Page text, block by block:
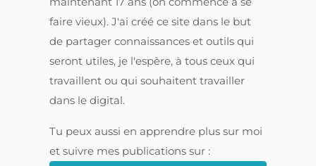
faire vieux). J'ai créé ce site dans le but
de partager connaissances et outils qui
seront utiles, je l'espère, à tous ceux qui
travaillent ou qui souhaitent travailler
dans le digital.
Tu peux aussi en apprendre plus sur moi
et suivre mes publications sur :